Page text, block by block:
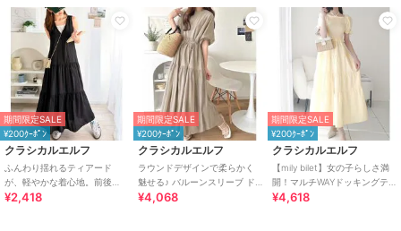
期間限定SALE
¥200ｸｰﾎﾟﾝ
クラシカルエルフ
ふんわり揺れるティアード
が、軽やかな着心地。前後
2wayノースリーブティアード
¥2,418
期間限定SALE
¥200ｸｰﾎﾟﾝ
クラシカルエルフ
ラウンドデザインで柔らかく
魅せる♪ バルーンスリーブ ド
ッキングティアードワンピー
¥4,068
期間限定SALE
¥200ｸｰﾎﾟﾝ
クラシカルエルフ
【mily bilet】女の子らしさ満
開！マルチWAYドッキングテ
ィアードワンピース
¥4,618